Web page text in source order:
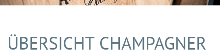
ÜBERSICHT CHAMPAGNER